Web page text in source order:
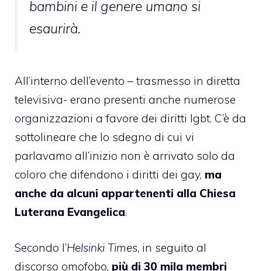
bambini e il genere umano si
esaurirà.
All’interno dell’evento – trasmesso in diretta
televisiva- erano presenti anche numerose
organizzazioni a favore dei diritti lgbt. C’è da
sottolineare che lo sdegno di cui vi
parlavamo all’inizio non è arrivato solo da
coloro che difendono i diritti dei gay, ma
anche da alcuni appartenenti alla Chiesa
Luterana Evangelica.
Secondo l’Helsinki Times, in seguito al
discorso omofobo, più di 30 mila membri